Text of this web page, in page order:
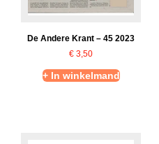
De Andere Krant – 45 2023
€ 3,50
+ In winkelmand